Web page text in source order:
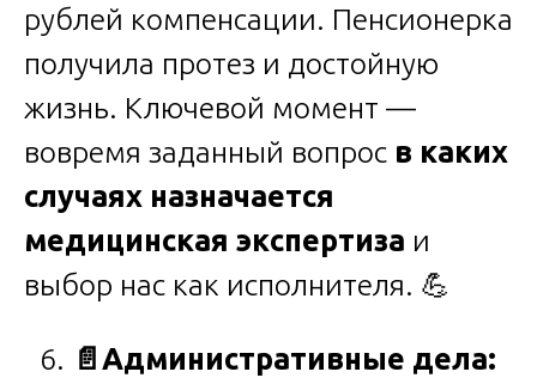
рублей компенсации. Пенсионерка
получила протез и достойную
жизнь. Ключевой момент —
вовремя заданный вопрос в каких
случаях назначается
медицинская экспертиза и
выбор нас как исполнителя. 💪
📄Административные дела: